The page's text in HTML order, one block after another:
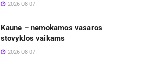
2026-08-07
Kaune – nemokamos vasaros
stovyklos vaikams
2026-08-07